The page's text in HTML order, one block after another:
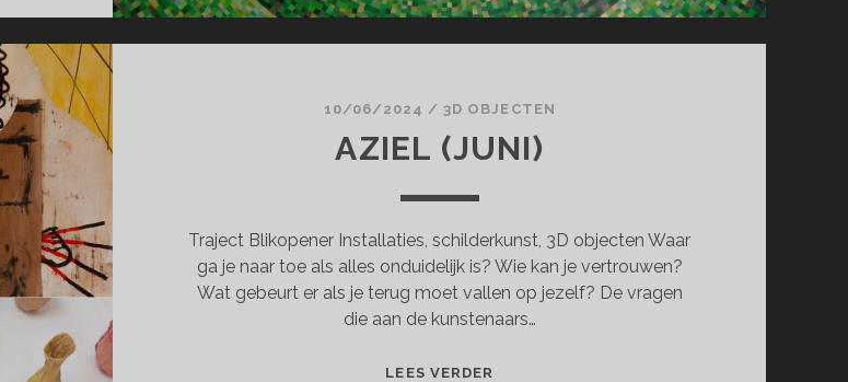
10/06/2024 / 3D OBJECTEN
AZIEL (JUNI)
Traject Blikopener Installaties, schilderkunst, 3D objecten Waar
ga je naar toe als alles onduidelijk is? Wie kan je vertrouwen?
Wat gebeurt er als je terug moet vallen op jezelf? De vragen
die aan de kunstenaars…
LEES VERDER